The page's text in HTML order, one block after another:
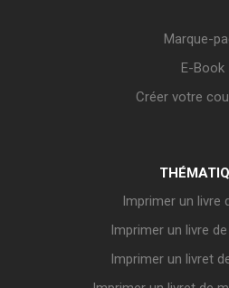
Marque-
E-Book
Créer votre
Imprimer un livre
Imprimer un livre
Imprimer un livret